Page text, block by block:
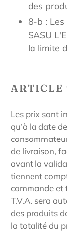
des
8-b :
SASU
la limite
ARTICLE
Les prix sont
qu’à la date
de livraison,
avant la
tiennent
commande et
T.V.A. sera
des produits
la totalité du